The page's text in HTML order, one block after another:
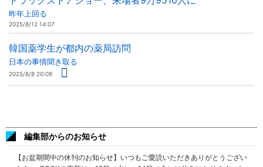
昨年上回る
2025/8/12 14:07
韓国薬学生が都内の薬局訪問
日本の事情聞き取る
2025/8/8 20:09
編集部からのお知らせ
【お盆期間中の休刊のお知らせ】いつもご愛読いただきありがとうござい